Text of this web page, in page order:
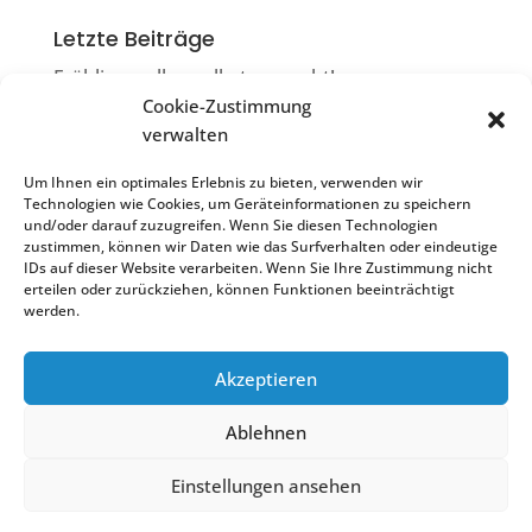
Cookie-Zustimmung
verwalten
Um Ihnen ein optimales Erlebnis zu bieten, verwenden wir
Technologien wie Cookies, um Geräteinformationen zu speichern
und/oder darauf zuzugreifen. Wenn Sie diesen Technologien
zustimmen, können wir Daten wie das Surfverhalten oder eindeutige
IDs auf dieser Website verarbeiten. Wenn Sie Ihre Zustimmung nicht
erteilen oder zurückziehen, können Funktionen beeinträchtigt
werden.
Akzeptieren
Ablehnen
Einstellungen ansehen
Letzte Beiträge
Frühlingsrollen selbst gemacht!
Die Ruiter Flimmerkiste
Sonntagscafé
Impulsvortrag „Resilienz stärken“
Treffpunkt Ostfildern Ruit | 2022
Scharnhauser Str. 25